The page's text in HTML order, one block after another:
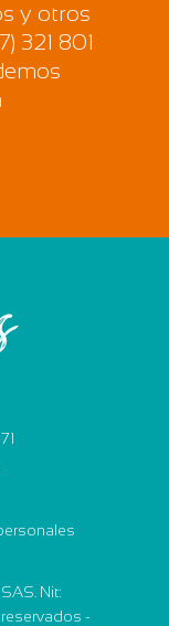
y otros
321 801
Nit:
reservados -